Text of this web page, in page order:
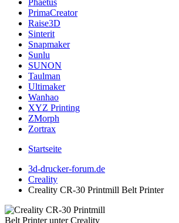
Phaetus
PrimaCreator
Raise3D
Sinterit
Snapmaker
Sunlu
SUNON
Taulman
Ultimaker
Wanhao
XYZ Printing
ZMorph
Zortrax
Startseite
3d-drucker-forum.de
Creality
Creality CR-30 Printmill Belt Printer